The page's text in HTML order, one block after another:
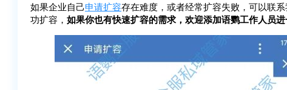
如果企业自己申请扩容存在难度，或者经常扩容失败，可以联
功扩容， 如果你也有快速扩容的需求，欢迎添加语鹦工作人员进